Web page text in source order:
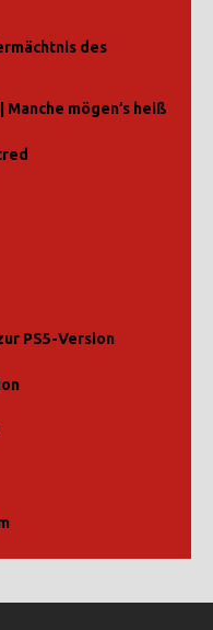
des
Manche mögen’s heiß
PS5-Version